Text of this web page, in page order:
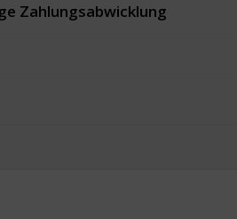
Zahlungsabwicklung